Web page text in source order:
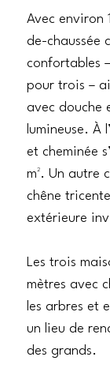
Avec environ
de-chaussée
confortables
pour trois –
avec douche
lumineuse. À
et cheminée
m². Un autre
chêne
extérieure
Les trois
mètres avec
les arbres et
un lieu de
des grands.